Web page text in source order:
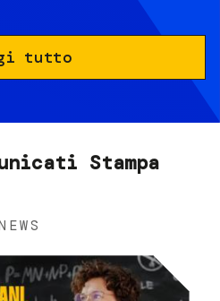
tutto
Stampa